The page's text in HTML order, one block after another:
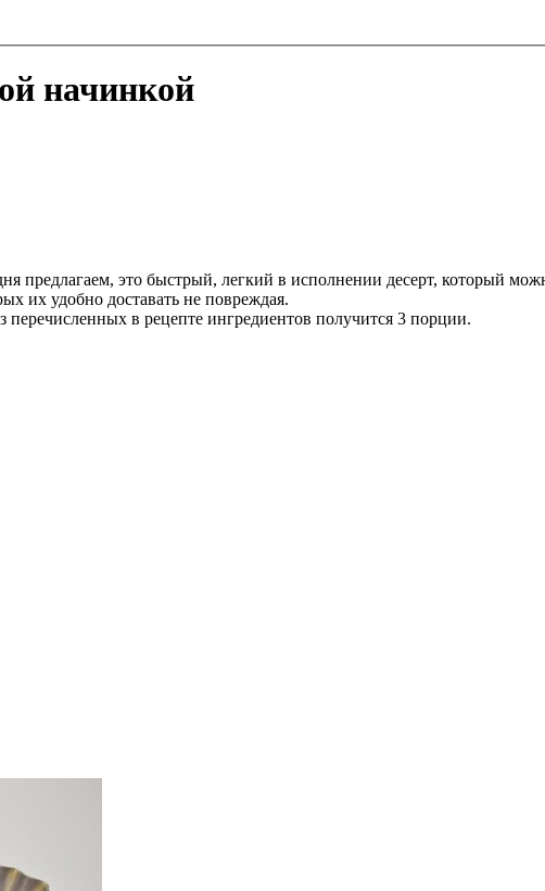
начинкой
предлагаем, это быстрый, легкий в исполнении десерт, который
их удобно доставать не повреждая.
в рецепте ингредиентов получится 3 порции.